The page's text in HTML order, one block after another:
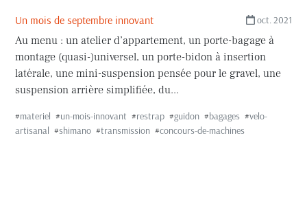
oct. 2021
Un mois de septembre innovant
Au menu : un atelier d’appartement, un porte-bagage à
montage (quasi-)universel, un porte-bidon à insertion
latérale, une mini-suspension pensée pour le gravel, une
suspension arrière simplifiée, du...
#materiel #un-mois-innovant #restrap #guidon #bagages #velo-
artisanal #shimano #transmission #concours-de-machines